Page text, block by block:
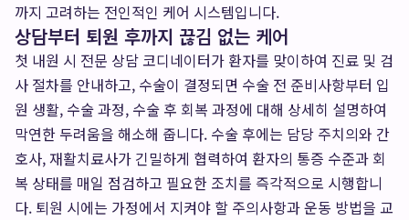
까지 고려하는 전인적인 케어 시스템입니다.
상담부터 퇴원 후까지 끊김 없는 케어
첫 내원 시 전문 상담 코디네이터가 환자를 맞이하여 진료 및 검
사 절차를 안내하고, 수술이 결정되면 수술 전 준비사항부터 입
원 생활, 수술 과정, 수술 후 회복 과정에 대해 상세히 설명하여
막연한 두려움을 해소해 줍니다. 수술 후에는 담당 주치의와 간
호사, 재활치료사가 긴밀하게 협력하여 환자의 통증 수준과 회
복 상태를 매일 점검하고 필요한 조치를 즉각적으로 시행합니
다. 퇴원 시에는 가정에서 지켜야 할 주의사항과 운동 방법을 교